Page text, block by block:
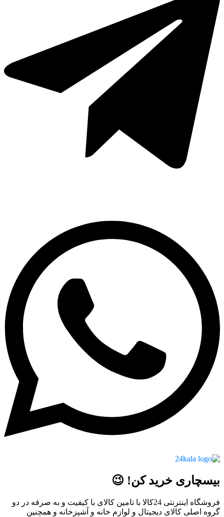
بیسچاری خرید کن! 😉
فروشگاه اینترنتی 24کالا با تامین کالای با کیفیت و به صرفه در دو
گروه اصلی کالای دیجیتال و لوازم خانه و آشپزخانه و همچنین